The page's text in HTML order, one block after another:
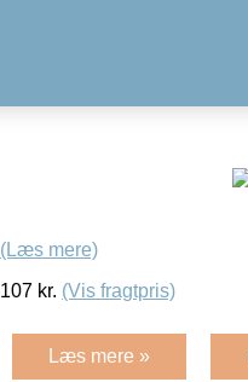
(Læs mere)
107 kr. (Vis fragtpris)
Læs mere »